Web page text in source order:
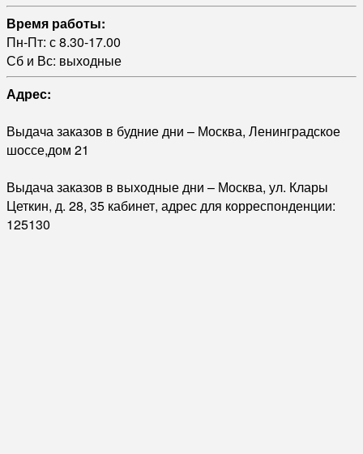
Время работы:
Пн-Пт: с 8.30-17.00
Сб и Вс: выходные
Адрес:
Выдача заказов в будние дни – Москва, Ленинградское
шоссе,дом 21
Выдача заказов в выходные дни – Москва, ул. Клары
Цеткин, д. 28, 35 кабинет, адрес для корреспонденции:
125130